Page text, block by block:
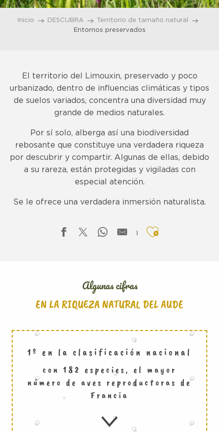
Inicio DESCUBRA
Territorio de tamaño natural
Entornos preservados
El territorio del Limouxin, preservado y poco
urbanizado, dentro de influencias climáticas y tipos
de suelos variados, concentra una diversidad muy
grande de medios naturales.
Por sí solo, alberga así una biodiversidad
rebosante que constituye una verdadera riqueza
por descubrir y compartir. Algunas de ellas, debido
a su rareza, están protegidas y vigiladas con
especial atención.
Se le ofrece una verdadera inmersión naturalista.
Ajouter aux
Algunas cifras
EN LA RIQUEZA NATURAL DEL AUDE
1º en la clasificación nacional
con 182 especies, el mayor
número de aves reproductoras de
Francia